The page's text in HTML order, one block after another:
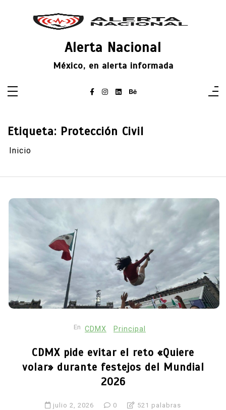
Alerta Nacional
México, en alerta informada
Etiqueta: Protección Civil
Inicio
En CDMX Principal
CDMX pide evitar el reto «Quiere
volar» durante festejos del Mundial
2026
julio 2, 2026 0 521 palabras